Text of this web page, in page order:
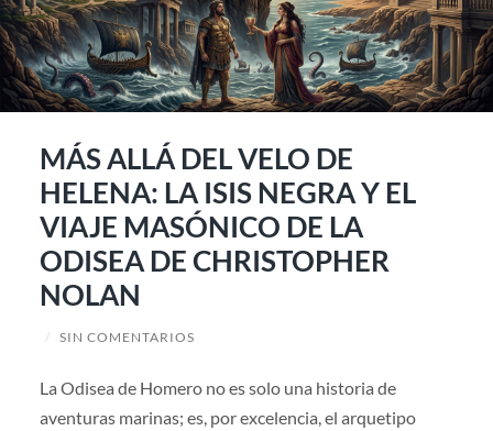
MÁS ALLÁ DEL VELO DE
HELENA: LA ISIS NEGRA Y EL
VIAJE MASÓNICO DE LA
ODISEA DE CHRISTOPHER
NOLAN
/ SIN COMENTARIOS
La Odisea de Homero no es solo una historia de
aventuras marinas; es, por excelencia, el arquetipo